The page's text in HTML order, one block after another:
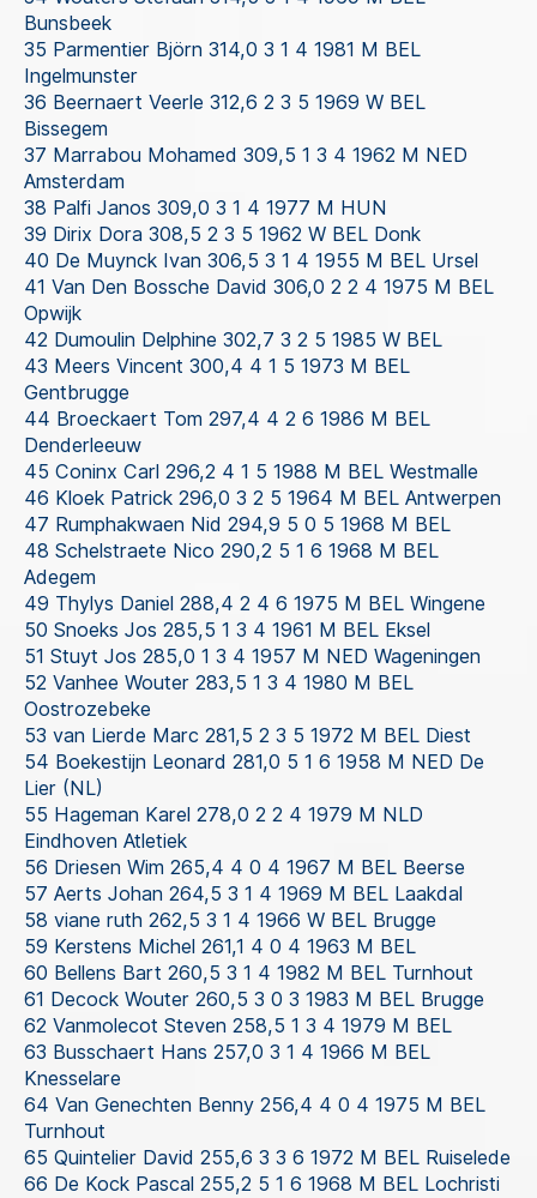
Bunsbeek
35 Parmentier Björn 314,0 3 1 4 1981 M BEL
Ingelmunster
36 Beernaert Veerle 312,6 2 3 5 1969 W BEL
Bissegem
37 Marrabou Mohamed 309,5 1 3 4 1962 M NED
Amsterdam
38 Palfi Janos 309,0 3 1 4 1977 M HUN
39 Dirix Dora 308,5 2 3 5 1962 W BEL Donk
40 De Muynck Ivan 306,5 3 1 4 1955 M BEL Ursel
41 Van Den Bossche David 306,0 2 2 4 1975 M BEL
Opwijk
42 Dumoulin Delphine 302,7 3 2 5 1985 W BEL
43 Meers Vincent 300,4 4 1 5 1973 M BEL
Gentbrugge
44 Broeckaert Tom 297,4 4 2 6 1986 M BEL
Denderleeuw
45 Coninx Carl 296,2 4 1 5 1988 M BEL Westmalle
46 Kloek Patrick 296,0 3 2 5 1964 M BEL Antwerpen
47 Rumphakwaen Nid 294,9 5 0 5 1968 M BEL
48 Schelstraete Nico 290,2 5 1 6 1968 M BEL
Adegem
49 Thylys Daniel 288,4 2 4 6 1975 M BEL Wingene
50 Snoeks Jos 285,5 1 3 4 1961 M BEL Eksel
51 Stuyt Jos 285,0 1 3 4 1957 M NED Wageningen
52 Vanhee Wouter 283,5 1 3 4 1980 M BEL
Oostrozebeke
53 van Lierde Marc 281,5 2 3 5 1972 M BEL Diest
54 Boekestijn Leonard 281,0 5 1 6 1958 M NED De
Lier (NL)
55 Hageman Karel 278,0 2 2 4 1979 M NLD
Eindhoven Atletiek
56 Driesen Wim 265,4 4 0 4 1967 M BEL Beerse
57 Aerts Johan 264,5 3 1 4 1969 M BEL Laakdal
58 viane ruth 262,5 3 1 4 1966 W BEL Brugge
59 Kerstens Michel 261,1 4 0 4 1963 M BEL
60 Bellens Bart 260,5 3 1 4 1982 M BEL Turnhout
61 Decock Wouter 260,5 3 0 3 1983 M BEL Brugge
62 Vanmolecot Steven 258,5 1 3 4 1979 M BEL
63 Busschaert Hans 257,0 3 1 4 1966 M BEL
Knesselare
64 Van Genechten Benny 256,4 4 0 4 1975 M BEL
Turnhout
65 Quintelier David 255,6 3 3 6 1972 M BEL Ruiselede
66 De Kock Pascal 255,2 5 1 6 1968 M BEL Lochristi